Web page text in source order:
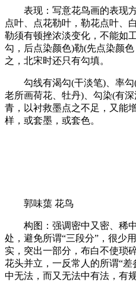
表现：写意花鸟画的表现方
点叶、点花勒叶，勒花点叶、
勒须有顿挫浓淡变化，不能如
勾，后点染颜色)勒(先点染颜
之，北宋时还只有勾填。
勾线有渴勾(干淡笔)、率勾(
老所画荷花、牡丹)、勾染(有
青，以衬救墨点之不足，又能
样，或套墨，或套色。
郭味蕖 花鸟
构图：强调密中又密、稀中
处，避免所谓“三段分”，很少
实，突出一部分，布白不使琐
花头并立，一反常人的所谓“
中无法，而又无法中有法，有